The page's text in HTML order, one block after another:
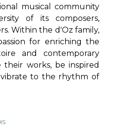
Solo Guitar
2 Guitars
3 Guitars
4 Guitars
5 Guitars and More
Guitar Ensemble
Guitar Orchestra
musical community
of its composers,
Within the d'Oz family,
for enriching the
and contemporary
their works, be inspired
to the rhythm of